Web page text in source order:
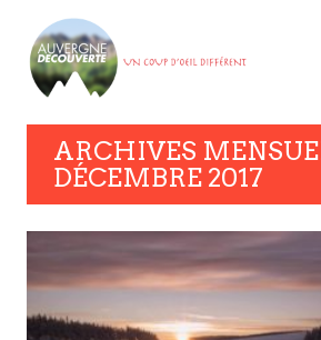
ARCHIVES
DÉCEMBRE 2017